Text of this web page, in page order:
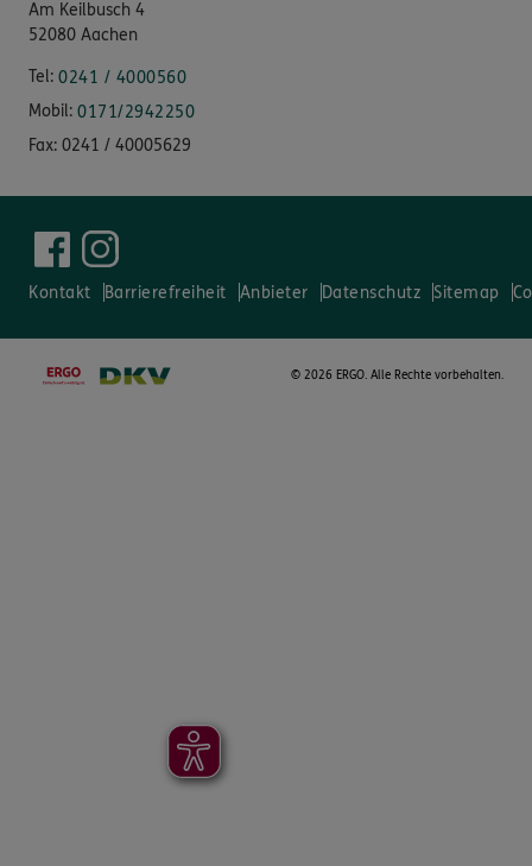
Am Keilbusch 4
52080 Aachen
Tel: 0241 / 4000560
Mobil: 0171/2942250
Fax: 0241 / 40005629
Kontakt Barrierefreiheit Anbieter Datenschutz Sitemap
© 2026 ERGO. Alle Rechte vorbehalten.